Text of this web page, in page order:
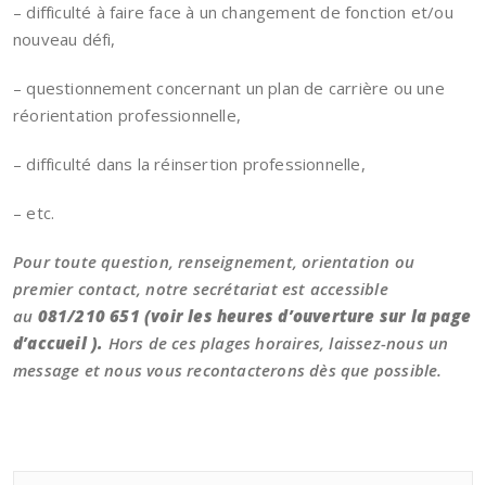
– difficulté à faire face à un changement de fonction et/ou
nouveau défi,
– questionnement concernant un plan de carrière ou une
réorientation professionnelle,
– difficulté dans la réinsertion professionnelle,
– etc.
Pour toute question, renseignement, orientation ou
premier contact, notre secrétariat est accessible
au 081/210 651 (voir les heures d’ouverture sur la page
d’accueil ). Hors de ces plages horaires, laissez-nous un
message et nous vous recontacterons dès que possible.